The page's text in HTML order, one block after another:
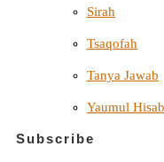
Sirah
Tsaqofah
Tanya Jawab
Yaumul Hisab
Subscribe